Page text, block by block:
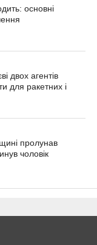
основні
двох агентів
для ракетних і
пролунав
чоловік